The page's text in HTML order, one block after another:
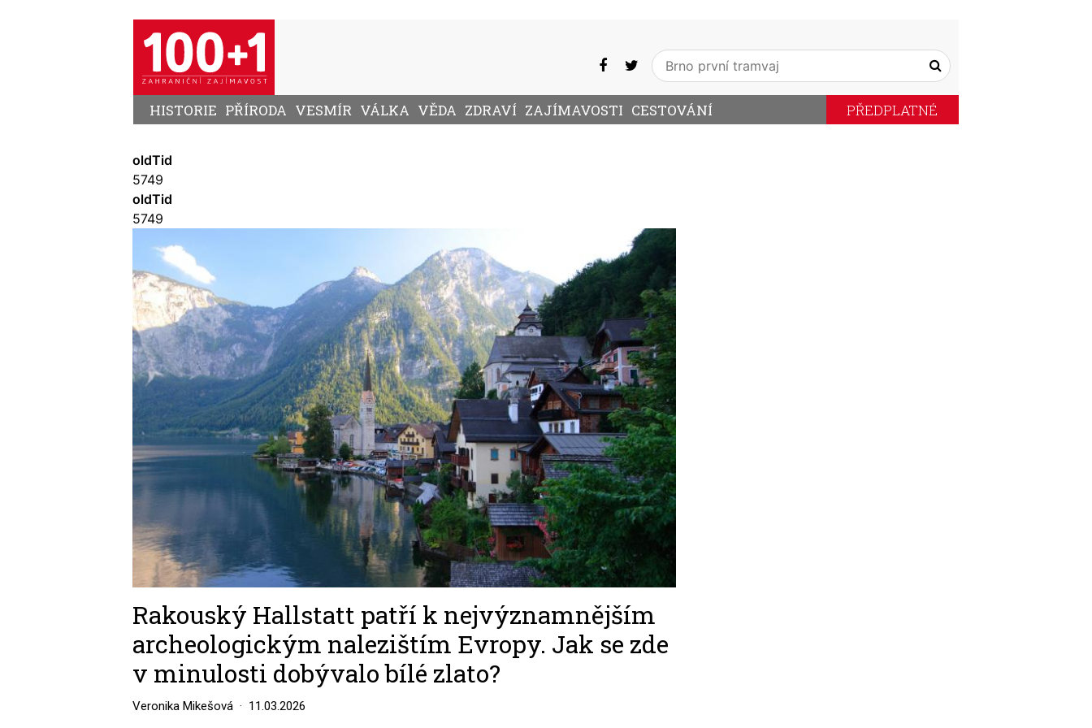
HISTORIE PŘÍRODA VESMÍR VÁLKA VĚDA ZDRAVÍ ZAJÍMAVOSTI CESTOVÁNÍ PŘEDPLATNÉ
oldTid
5749
oldTid
5749
Rakouský Hallstatt patří k nejvýznamnějším
archeologickým nalezištím Evropy. Jak se zde
v minulosti dobývalo bílé zlato?
Veronika Mikešová 11.03.2026